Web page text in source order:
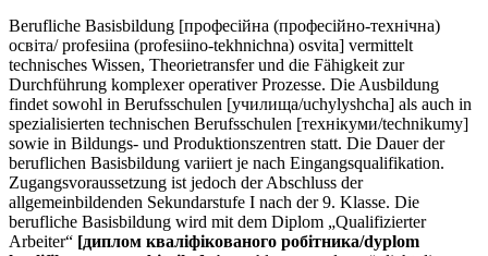
Berufliche Basisbildung [професійна (професійно-технічна)
освіта/ profesiina (profesiino-tekhnichna) osvita] vermittelt
technisches Wissen, Theorietransfer und die Fähigkeit zur
Durchführung komplexer operativer Prozesse. Die Ausbildung
findet sowohl in Berufsschulen [училища/uchylyshcha] als auch in
spezialisierten technischen Berufsschulen [технікуми/technikumy]
sowie in Bildungs- und Produktionszentren statt. Die Dauer der
beruflichen Basisbildung variiert je nach Eingangsqualifikation.
Zugangsvoraussetzung ist jedoch der Abschluss der
allgemeinbildenden Sekundarstufe I nach der 9. Klasse. Die
berufliche Basisbildung wird mit dem Diplom „Qualifizierter
Arbeiter“ [диплом кваліфікованого робітника/dyplom